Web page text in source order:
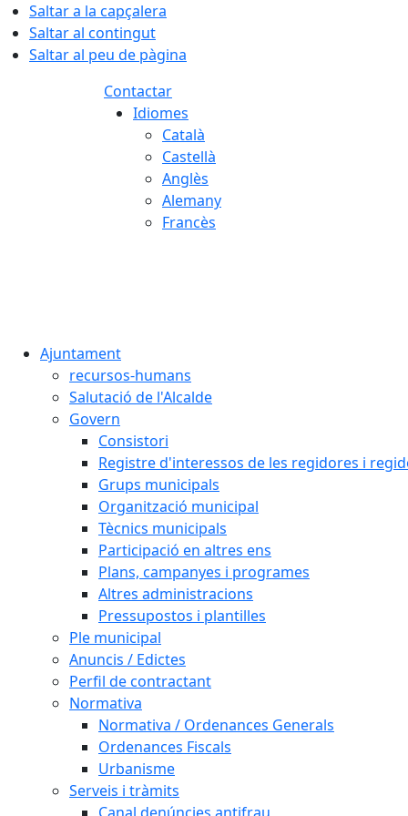
Saltar a la capçalera
Saltar al contingut
Saltar al peu de pàgina
Contactar
Idiomes
Català
Castellà
Anglès
Alemany
Francès
Ajuntament
recursos-humans
Salutació de l'Alcalde
Govern
Consistori
Registre d'interessos de les regidores i
Grups municipals
Organització municipal
Tècnics municipals
Participació en altres ens
Plans, campanyes i programes
Altres administracions
Pressupostos i plantilles
Ple municipal
Anuncis / Edictes
Perfil de contractant
Normativa
Normativa / Ordenances Generals
Ordenances Fiscals
Urbanisme
Serveis i tràmits